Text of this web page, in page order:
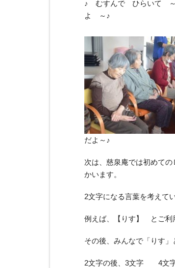
♪ むすんで
よ ～♪
だよ～♪
次は、慈泉庵では初めて
かいます。
2文字になる言葉を考えて
例えば、【りす】 とご利
その後、みんなで「りす」
2文字の後、3文字 4文字